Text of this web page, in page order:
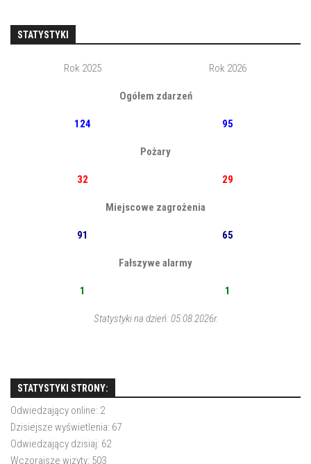
STATYSTYKI
Rok 2025 Rok 2026
Ogółem zdarzeń
124 95
Pożary
32 29
Miejscowe zagrożenia
91 65
Fałszywe alarmy
1 1
Statystyki na dzień: 05.08.2026r.
STATYSTYKI STRONY:
Odwiedzający online: 2
Dzisiejsze wyświetlenia: 67
Odwiedzający dzisiaj: 62
Wczorajsze wizyty: 503